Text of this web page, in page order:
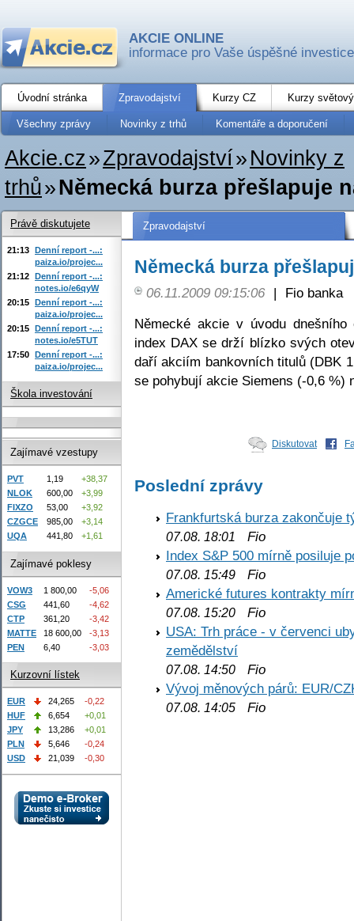
AKCIE ONLINE
informace pro Vaše úspěšné investice
Úvodní stránka Zpravodajství Kurzy CZ Kurzy
Všechny zprávy Novinky z trhů Komentáře a doporučení
Akcie.cz»Zpravodajství» Novinky z
trhů»Německá burza přešlapuje
Zpravodajství
Německá burza
06.11.2009 09:15:06 |
Fio banka
Německé akcie v úvodu
index DAX se drží blízko svých
daří akciím bankovních titulů (DBK
se pohybují akcie Siemens (-0,6 %)
Diskutovat
Poslední zprávy
Frankfurtská burza zakončuje
07.08. 18:01
Fio
Index S&P 500 mírně posiluje
07.08. 15:49 Fio
Americké futures kontrakty
07.08. 15:20 Fio
USA: Trh práce - v červenci
zemědělství
07.08. 14:50 Fio
Vývoj měnových párů: EUR/
07.08. 14:05 Fio
Právě diskutujete
21:13 Denní report -...:
paiza.io/projec...
21:12 Denní report -...:
notes.io/e6qyW
20:15 Denní report -...:
paiza.io/projec...
20:15 Denní report -...:
notes.io/e5TUT
17:50 Denní report -...:
paiza.io/projec...
Škola investování
Zajímavé vzestupy
PVT 1,19
+38,37
NLOK
600,00
+3,99
FIXZO
53,00
+3,92
CZGCE
985,00
+3,14
UQA
441,80 +1,61
Zajímavé poklesy
VOW3 1 800,00
-5,06
CSG
441,60
-4,62
CTP
361,20
-3,42
MATTE
18 600,00
-3,13
PEN
6,40 -3,03
Kurzovní lístek
EUR 24,265
-0,22
HUF
6,654
+0,01
JPY
13,286
+0,01
PLN
5,646
-0,24
USD
21,039 -0,30